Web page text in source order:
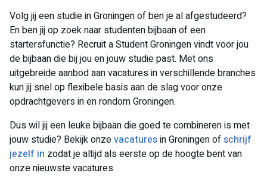
Volg jij een studie in Groningen of ben je al afgestudeerd?
En ben jij op zoek naar studenten bijbaan of een
startersfunctie? Recruit a Student Groningen vindt voor jou
de bijbaan die bij jou en jouw studie past. Met ons
uitgebreide aanbod aan vacatures in verschillende branches
kun jij snel op flexibele basis aan de slag voor onze
opdrachtgevers in en rondom Groningen.
Dus wil jij een leuke bijbaan die goed te combineren is met
jouw studie? Bekijk onzevacaturesin Groningen ofschrijf
jezelf in zodat je altijd als eerste op de hoogte bent van
onze nieuwste vacatures.